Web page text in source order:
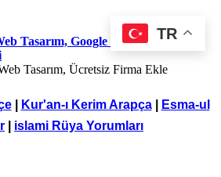
Tasarım, Google Seo Hizmetleri,
Tasarım, Ücretsiz Firma Ekle
| Kur'an-ı Kerim Arapça|
Esma-ul
islami Rüya Yorumları
TR